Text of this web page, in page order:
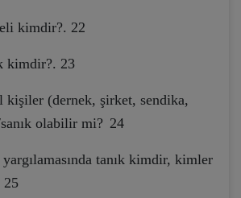
kimdir?. 22
kimdir?. 23
kişiler (dernek, şirket, sendika,
olabilir mi? 24
tanık kimdir, kimler
25